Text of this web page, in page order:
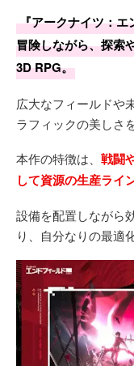
『アークナイツ：エ
冒険しながら、探索
3D RPG。
広大なフィールドや
ラフィックの美しさ
本作の特徴は、 戦闘
して資源の生産ライ
設備を配置しながら
り、自分なりの最適